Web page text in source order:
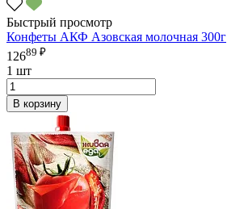
Быстрый просмотр
Конфеты АКФ Азовская молочная 300г
12689 ₽
1 шт
В корзину